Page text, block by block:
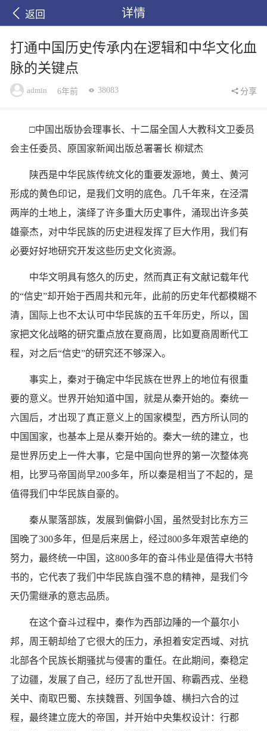
返回 详情
打通中国历史传承内在逻辑和中华文化血
脉的关键点
admin 6年前 38083 分享
□中国出版协会理事长、十二届全国人大教科文卫委员
会主任委员、原国家新闻出版总署署长 柳斌杰
陕西是中华民族传统文化的重要发源地，黄土、黄河
形成的黄色印记，是我们文明的底色。几千年来，在泾渭
两岸的土地上，演绎了许多重大历史事件，涌现出许多英
雄豪杰，对中华民族的历史进程发挥了巨大作用，我们有
必要好好地研究开发这些历史文化资源。
中华文明具有悠久的历史，然而真正有文献记载年代
的“信史”却开始于西周共和元年，此前的历史年代都模糊不
清，国际上也不太认可中华民族的五千年历史，所以，国
家把文化战略的研究重点放在夏商周，比如夏商周断代工
程，对之后“信史”的研究还不够深入。
事实上，秦对于确定中华民族在世界上的地位有很重
要的意义。世界开始知道中国，就是从秦开始的。秦统一
六国后，才出现了真正意义上的国家模型，西方所认同的
中国国家，也基本上是从秦开始的。秦大一统的建立，也
是世界历史上一件大事，它是中国向世界的第一次整体亮
相，比罗马帝国尚早200多年，所以秦是相当了不起的，是
值得我们中华民族自豪的。
秦从聚落部族，发展到偏僻小国，虽然受封比东方三
国晚了300多年，但是后来居上，经过800多年艰苦卓绝的
努力，最终统一中国，这800多年的奋斗伟业是值得大书特
书的，它代表了我们中华民族自强不息的精神，是我们今
天仍需继承的意志品质。
在这个奋斗过程中，秦作为西部边陲的一个蕞尔小
邦，周王朝却给了它很大的压力，承担着安定西域、对抗
北部各个民族长期骚扰与侵害的重任。在此期间，秦稳定
了边疆，发展了自己，经历了乱世开国、称霸西戎、坐稳
关中、南取巴蜀、东挟魏晋、列国争雄、横扫六合的过
程，最终建立庞大的帝国，并开始中央集权设计：行郡